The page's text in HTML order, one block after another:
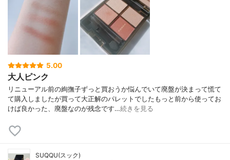
5.00
大人ピンク
リニューアル前の絢撫子ずっと買おうか悩んでいて廃盤が決まって慌て
て購入しましたが買って大正解のパレットでしたもっと前から使ってお
けば良かった、廃盤なのが残念です…続きを見る
SUQQU(スック)